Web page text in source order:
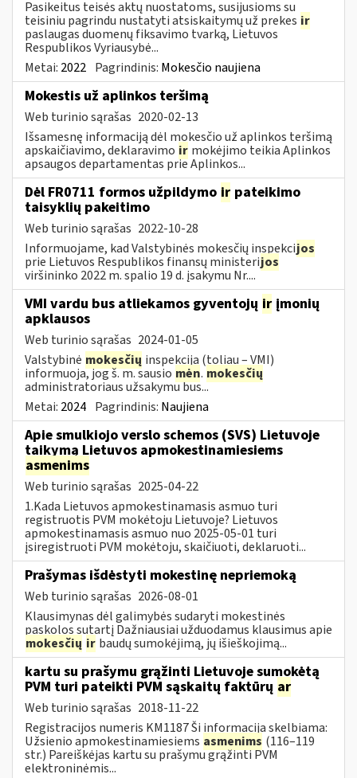
Pasikeitus teisės aktų nuostatoms, susijusioms su
teisiniu pagrindu nustatyti atsiskaitymų už prekes ir
paslaugas duomenų fiksavimo tvarką, Lietuvos
Respublikos Vyriausybė...
Metai: 2022 Pagrindinis: Mokesčio naujiena
Mokestis už aplinkos teršimą
Web turinio sąrašas 2020-02-13
Išsamesnę informaciją dėl mokesčio už aplinkos teršimą
apskaičiavimo, deklaravimo ir mokėjimo teikia Aplinkos
apsaugos departamentas prie Aplinkos...
Dėl FR0711 formos užpildymo ir pateikimo
taisyklių pakeitimo
Web turinio sąrašas 2022-10-28
Informuojame, kad Valstybinės mokesčių inspekcijos
prie Lietuvos Respublikos finansų ministerijos
viršininko 2022 m. spalio 19 d. įsakymu Nr....
VMI vardu bus atliekamos gyventojų ir įmonių
apklausos
Web turinio sąrašas 2024-01-05
Valstybinė mokesčių inspekcija (toliau – VMI)
informuoja, jog š. m. sausio mėn. mokesčių
administratoriaus užsakymu bus...
Metai: 2024 Pagrindinis: Naujiena
Apie smulkiojo verslo schemos (SVS) Lietuvoje
taikymą Lietuvos apmokestinamiesiems
asmenims
Web turinio sąrašas 2025-04-22
1.Kada Lietuvos apmokestinamasis asmuo turi
registruotis PVM mokėtoju Lietuvoje? Lietuvos
apmokestinamasis asmuo nuo 2025-05-01 turi
įsiregistruoti PVM mokėtoju, skaičiuoti, deklaruoti...
Prašymas išdėstyti mokestinę nepriemoką
Web turinio sąrašas 2026-08-01
Klausimynas dėl galimybės sudaryti mokestinės
paskolos sutartį Dažniausiai užduodamus klausimus apie
mokesčių ir baudų sumokėjimą, jų išieškojimą...
kartu su prašymu grąžinti Lietuvoje sumokėtą
PVM turi pateikti PVM sąskaitų faktūrų ar
Web turinio sąrašas 2018-11-22
Registracijos numeris KM1187 Ši informacija skelbiama:
Užsienio apmokestinamiesiems asmenims (116–119
str.) Pareiškėjas kartu su prašymu grąžinti PVM
elektroninėmis...